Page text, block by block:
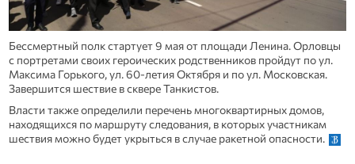
Бессмертный полк стартует 9 мая от площади Ленина. Орловцы
с портретами своих героических родственников пройдут по ул.
Максима Горького, ул. 60-летия Октября и по ул. Московская.
Завершится шествие в сквере Танкистов.
Власти также определили перечень многоквартирных домов,
находящихся по маршруту следования, в которых участникам
шествия можно будет укрыться в случае ракетной опасности.